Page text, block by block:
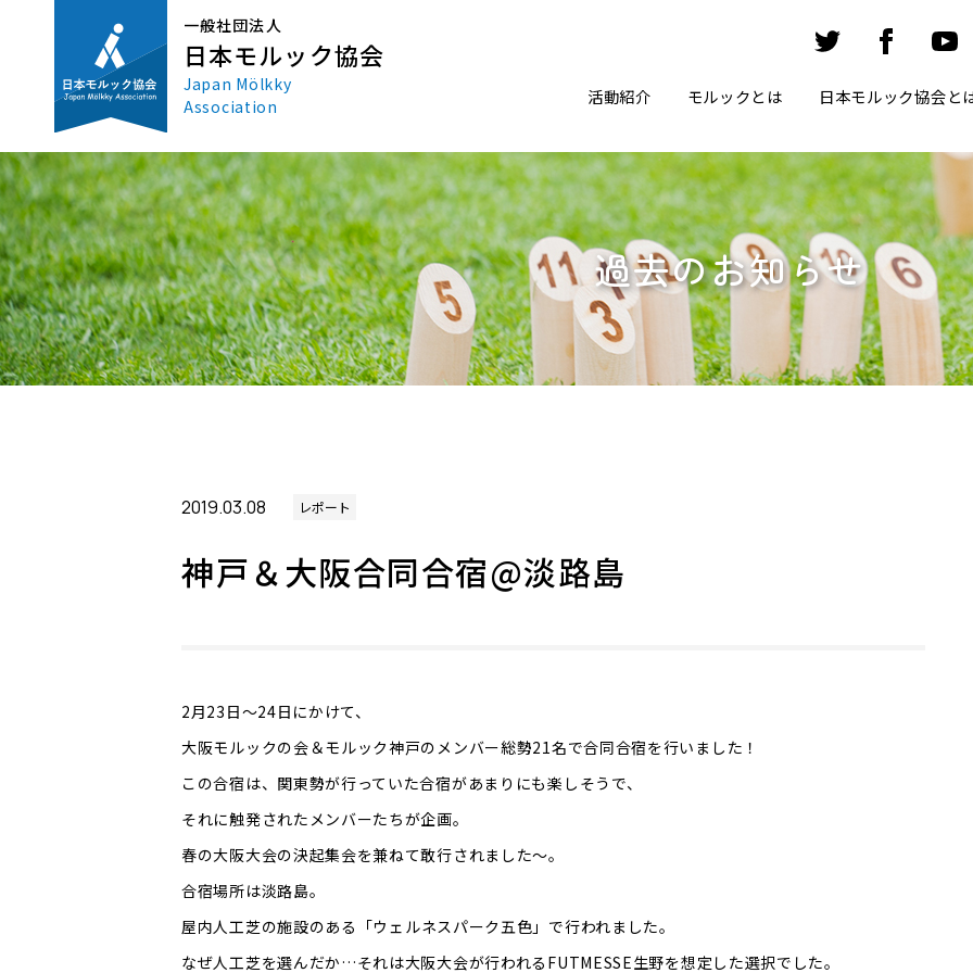
一般社団法人
日本モルック協会
Japan Mölkky
Association
活動紹介 モルックとは 日本モルック協会と
過去のお知らせ
2019.03.08 レポート
神戸＆大阪合同合宿@淡路島
2月23日〜24日にかけて、
大阪モルックの会＆モルック神戸のメンバー総勢21名で合同合宿を行いました！
この合宿は、関東勢が行っていた合宿があまりにも楽しそうで、
それに触発されたメンバーたちが企画。
春の大阪大会の決起集会を兼ねて敢行されました〜。
合宿場所は淡路島。
屋内人工芝の施設のある「ウェルネスパーク五色 」で行われました。
なぜ人工芝を選んだか…それは大阪大会が行われるFUTMESSE生野を想定した選択でした。